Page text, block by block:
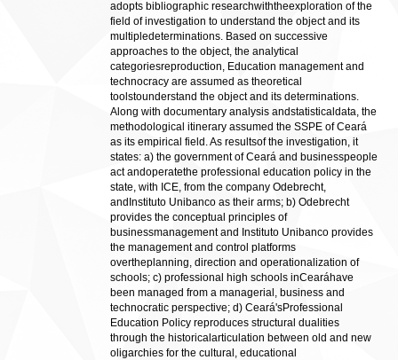
adopts bibliographic researchwiththeexploration of the
field of investigation to understand the object and its
multipledeterminations. Based on successive
approaches to the object, the analytical
categoriesreproduction, Education management and
technocracy are assumed as theoretical
toolstounderstand the object and its determinations.
Along with documentary analysis andstatisticaldata, the
methodological itinerary assumed the SSPE of Ceará
as its empirical field. As resultsof the investigation, it
states: a) the government of Ceará and businesspeople
act andoperatethe professional education policy in the
state, with ICE, from the company Odebrecht,
andInstituto Unibanco as their arms; b) Odebrecht
provides the conceptual principles of
businessmanagement and Instituto Unibanco provides
the management and control platforms
overtheplanning, direction and operationalization of
schools; c) professional high schools inCearáhave
been managed from a managerial, business and
technocratic perspective; d) Ceará'sProfessional
Education Policy reproduces structural dualities
through the historicalarticulation between old and new
oligarchies for the cultural, educational